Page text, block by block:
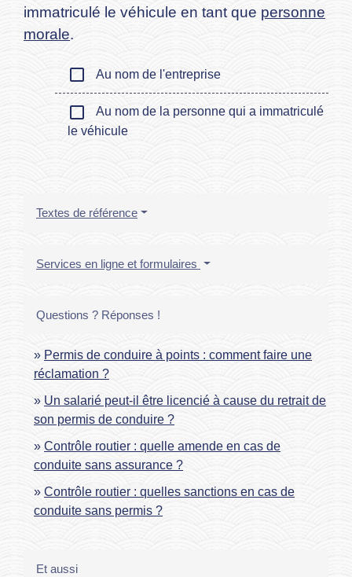
immatriculé le véhicule en tant que personne
morale.
check_box_outline_blank Au nom de l'entreprise
check_box_outline_blank
Au nom de la personne qui a immatriculé
le véhicule
Textes de référence
Services en ligne et formulaires
Questions ? Réponses !
Permis de conduire à points : comment faire une
réclamation ?
Un salarié peut-il être licencié à cause du retrait de
son permis de conduire ?
Contrôle routier : quelle amende en cas de
conduite sans assurance ?
Contrôle routier : quelles sanctions en cas de
conduite sans permis ?
Et aussi